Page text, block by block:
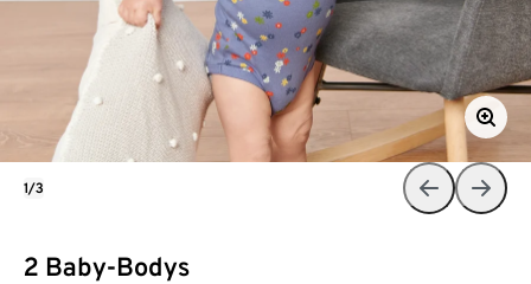
2 Baby-Bodys
1/3